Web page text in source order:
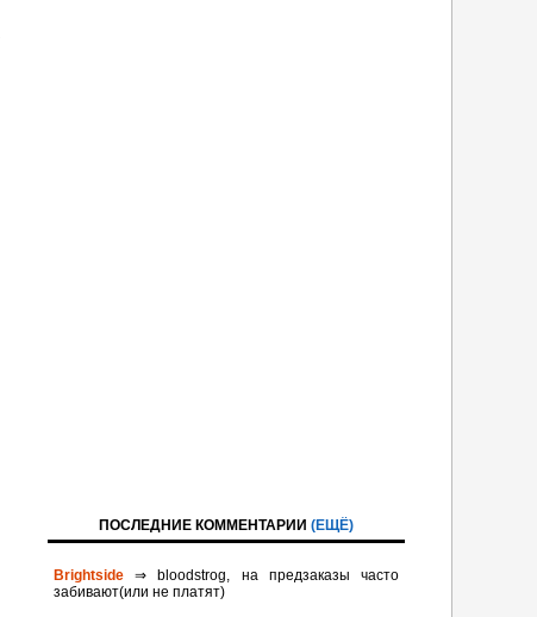
ПОСЛЕДНИЕ КОММЕНТАРИИ (ЕЩЁ)
Brightside ⇒ bloodstrog, на предзаказы часто
забивают(или не платят)